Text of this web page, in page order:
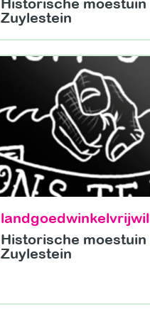
Zuylestein
Historische
Zuylestein